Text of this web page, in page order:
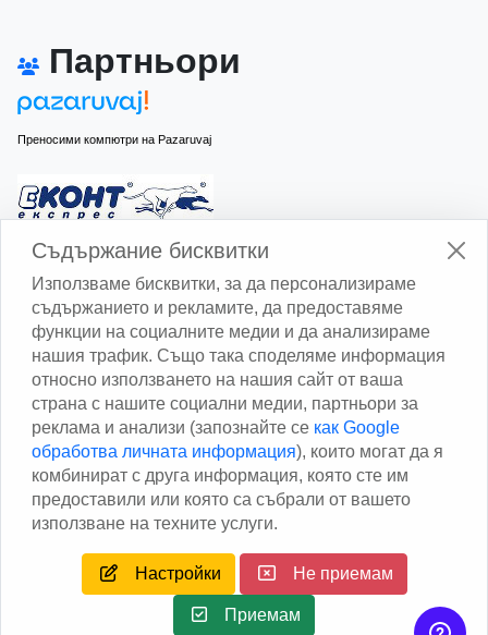
Партньори
Преносими компютри на Pazaruvaj
Изчисли доставката с Еконт
Изчисли доставката със Спиди
Facebook
Съдържание бисквитки
Използваме бисквитки, за да персонализираме
съдържанието и рекламите, да предоставяме
функции на социалните медии и да анализираме
нашия трафик. Също така споделяме информация
относно използването на нашия сайт от ваша
страна с нашите социални медии, партньори за
реклама и анализи (запознайте се как Google
обработва личната информация), които могат да я
комбинират с друга информация, която сте им
предоставили или която са събрали от вашето
използване на техните услуги.
Настройки Не приемам
Приемам
Copyright © 2013 - 2026Дейтаком ООДAuthor
rights reserved.